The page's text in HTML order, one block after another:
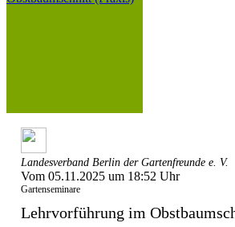
Landesverband Berlin der Gartenfreunde e. V.
Vom 05.11.2025 um 18:52 Uhr
Gartenseminare
Lehrvorführung im